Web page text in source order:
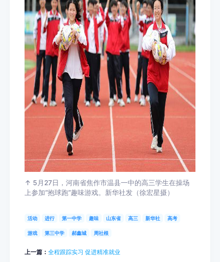
↑ 5月27日，河南省焦作市温县一中的高三学生在操场
上参加“抱球跑”趣味游戏。新华社发（徐宏星摄）
活动 进行 第一中学 趣味 山东省 高三 新华社 高考
游戏 第三中学 郝鑫城 周社根
上一篇： 全程跟踪实习 促进精准就业